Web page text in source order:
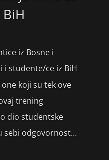
iz Bosne i
i studente/ce iz BiH
koji su tek ove
trening
dio studentske
sebi odgovornost…